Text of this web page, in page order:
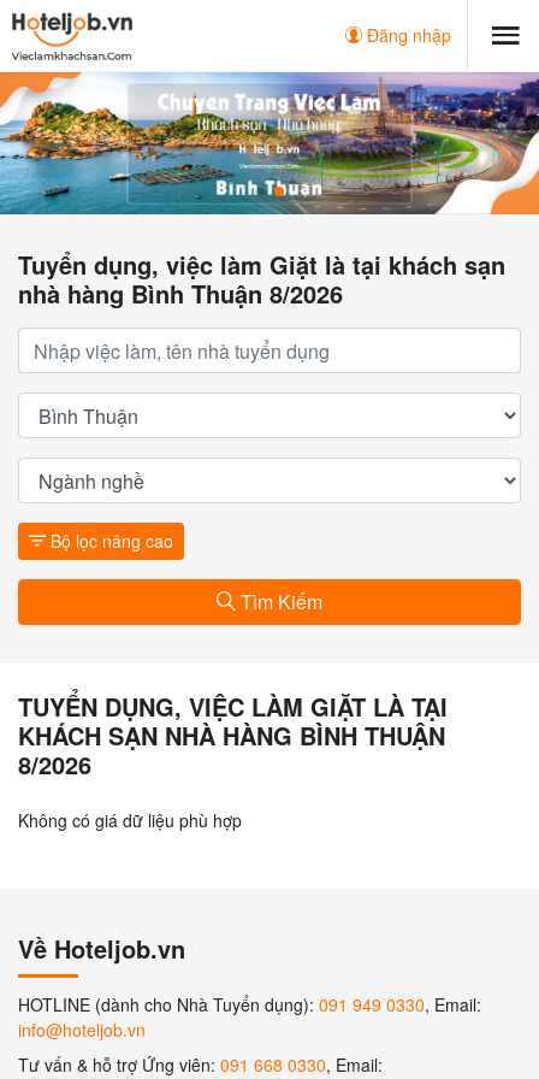
Đăng nhập
Tuyển dụng, việc làm Giặt là tại khách sạn
nhà hàng Bình Thuận 8/2026
Bộ lọc nâng cao
Tìm Kiếm
TUYỂN DỤNG, VIỆC LÀM GIẶT LÀ TẠI
KHÁCH SẠN NHÀ HÀNG BÌNH THUẬN
8/2026
Không có giá dữ liệu phù hợp
Về Hoteljob.vn
HOTLINE (dành cho Nhà Tuyển dụng): 091 949 0330, Email:
info@hoteljob.vn
Tư vấn & hỗ trợ Ứng viên: 091 668 0330, Email: